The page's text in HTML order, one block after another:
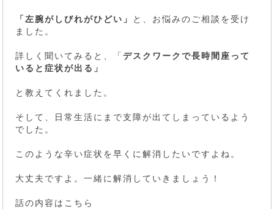
「左腕がしびれがひどい」 と、お悩みのご相談を受け
ました。
詳しく聞いてみると、「デスクワークで長時間座って
いると症状が出る」
と教えてくれました。
そして、日常生活にまで支障が出てしまっているよう
でした。
このような辛い症状を早くに解消したいですよね。
大丈夫ですよ。一緒に解消していきましょう！
話の内容はこちら